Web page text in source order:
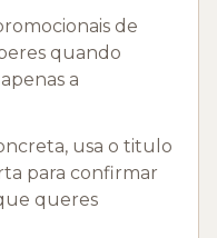
de
quando
a
usa o titulo
para confirmar
queres